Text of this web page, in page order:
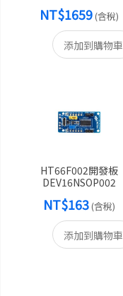
NT$1659(含稅)
添加到購物車
HT66F002開發板
DEV16NSOP002
NT$163(含稅)
添加到購物車